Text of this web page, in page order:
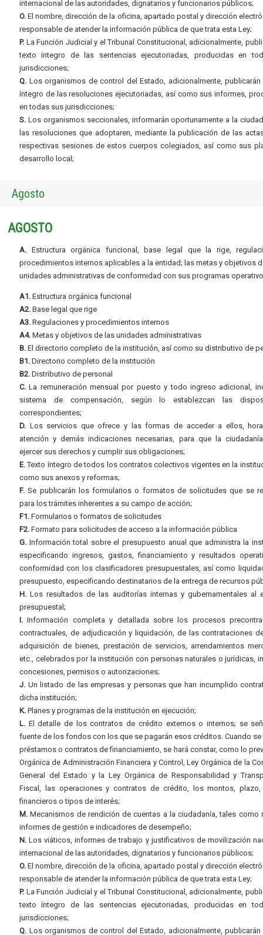
internacional de las autoridades, dignatarios y funcionarios públicos;
O. El nombre, dirección de la oficina, apartado postal y dirección
responsable de atender la información pública de que trata esta Ley;
P. La Función Judicial y el Tribunal Constitucional, adicionalmente,
texto íntegro de las sentencias ejecutoriadas, producidas en
jurisdicciones;
Q. Los organismos de control del Estado, adicionalmente, publicarán
íntegro de las resoluciones ejecutoriadas, así como sus informes,
en todas sus jurisdicciones;
S. Los organismos seccionales, informarán oportunamente a la
las resoluciones que adoptaren, mediante la publicación de las
respectivas sesiones de estos cuerpos colegiados, así como sus
desarrollo local;
Agosto
AGOSTO
A. Estructura orgánica funcional, base legal que la rige,
procedimientos internos aplicables a la entidad; las metas y objetivos
unidades administrativas de conformidad con sus programas
A1. Estructura orgánica funcional
A2. Base legal que rige
A3. Regulaciones y procedimientos internos
A4. Metas y objetivos de las unidades administrativas
B. El directorio completo de la institución, así como su distributivo de
B1. Directorio completo de la institución
B2. Distributivo de personal
C. La remuneración mensual por puesto y todo ingreso adicional,
sistema de compensación, según lo establezcan las
correspondientes;
D. Los servicios que ofrece y las formas de acceder a ellos,
atención y demás indicaciones necesarias, para que la
ejercer sus derechos y cumplir sus obligaciones;
E.Texto íntegro de todos los contratos colectivos vigentes en la
como sus anexos y reformas;
F. Se publicarán los formularios o formatos de solicitudes que se
para los trámites inherentes a su campo de acción;
F1. Formularios o formatos de solicitudes
F2. Formato para solicitudes de acceso a la información pública
G. Información total sobre el presupuesto anual que administra la
especificando ingresos, gastos, financiamiento y resultados
conformidad con los clasificadores presupuestales, así como
presupuesto, especificando destinatarios de la entrega de recursos
H. Los resultados de las auditorías internas y gubernamentales al
presupuestal;
I. Información completa y detallada sobre los procesos
contractuales, de adjudicación y liquidación, de las contrataciones
adquisición de bienes, prestación de servicios, arrendamientos
etc., celebrados por la institución con personas naturales o jurídicas,
concesiones, permisos o autorizaciones;
J. Un listado de las empresas y personas que han incumplido
dicha institución;
K. Planes y programas de la institución en ejecución;
L. El detalle de los contratos de crédito externos o internos; se
fuente de los fondos con los que se pagarán esos créditos. Cuando se
préstamos o contratos de financiamiento, se hará constar, como lo
Orgánica de Administración Financiera y Control, Ley Orgánica de la
General del Estado y la Ley Orgánica de Responsabilidad y
Fiscal, las operaciones y contratos de crédito, los montos,
financieros o tipos de interés;
M. Mecanismos de rendición de cuentas a la ciudadanía, tales como
informes de gestión e indicadores de desempeño;
N. Los viáticos, informes de trabajo y justificativos de movilización
internacional de las autoridades, dignatarios y funcionarios públicos;
O. El nombre, dirección de la oficina, apartado postal y dirección
responsable de atender la información pública de que trata esta Ley;
P. La Función Judicial y el Tribunal Constitucional, adicionalmente,
texto íntegro de las sentencias ejecutoriadas, producidas en
jurisdicciones;
Q. Los organismos de control del Estado, adicionalmente, publicarán